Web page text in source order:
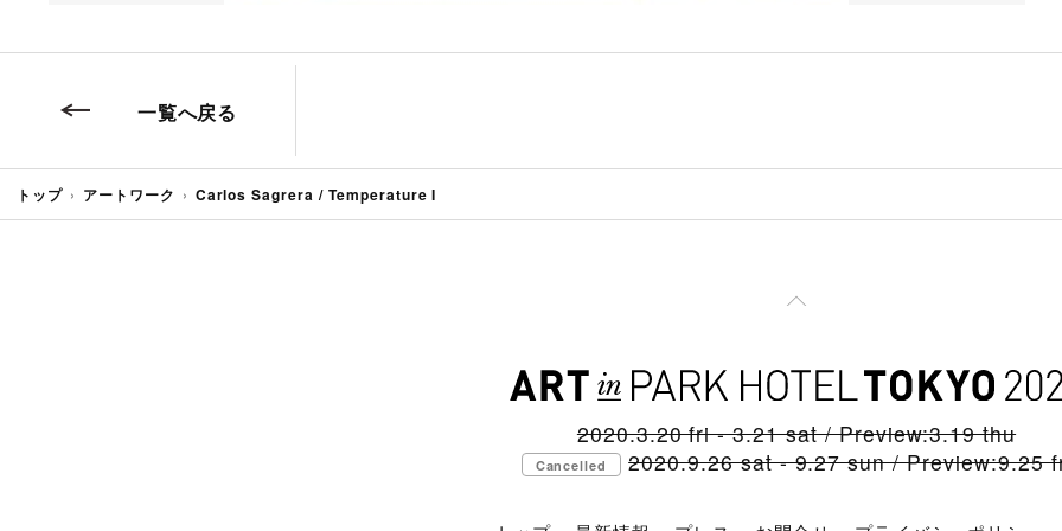
一覧へ戻る
トップ アートワーク Carlos Sagrera / Temperature I
2020.3.20 fri - 3.21 sat / Preview:3.19 thu
Cancelled 2020.9.26 sat - 9.27 sun / Preview:9.25